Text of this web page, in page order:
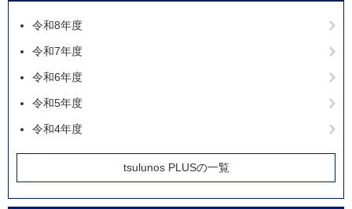
令和8年度
令和7年度
令和6年度
令和5年度
令和4年度
tsulunos PLUSの一覧